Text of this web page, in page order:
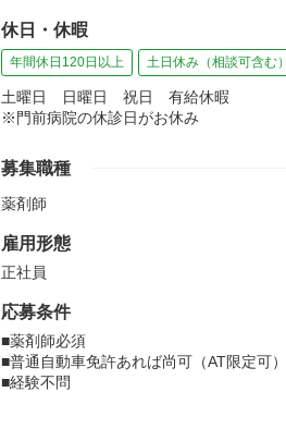
休日・休暇
年間休日120日以上 土日休み（相談可含む
土曜日 日曜日 祝日 有給休暇
※門前病院の休診日がお休み
募集職種
薬剤師
雇用形態
正社員
応募条件
■薬剤師必須
■普通自動車免許あれば尚可（AT限定可）
■経験不問